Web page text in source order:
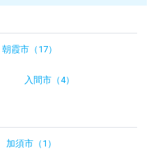
朝霞市（17）
入間市（4）
加須市（1）